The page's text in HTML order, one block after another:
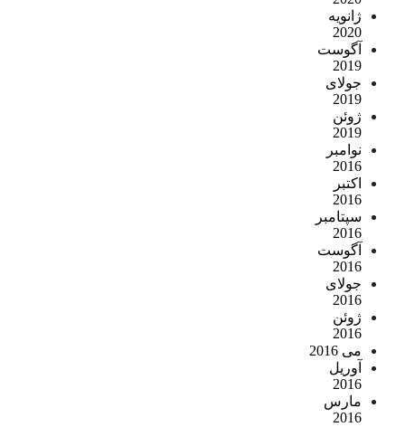
ژانویه
2020
آگوست
2019
جولای
2019
ژوئن
2019
نوامبر
2016
اکتبر
2016
سپتامبر
2016
آگوست
2016
جولای
2016
ژوئن
2016
می 2016
آوریل
2016
مارس
2016